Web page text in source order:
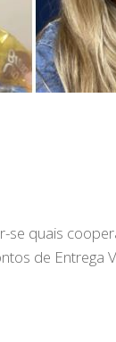
se quais
de Entrega